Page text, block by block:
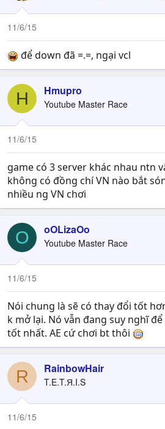
11/6/15
để down đã =.=, ngại vcl
H Hmupro
Youtube Master Race
11/6/15
game có 3 server khác nhau ntn
không có đồng chí VN nào bắt
nhiều ng VN chơi
O oOLizaOo
Youtube Master Race
11/6/15
Nói chung là sẽ có thay đổi tốt
k mở lại. Nó vẫn đang suy nghĩ
tốt nhất. AE cứ chơi bt thôi
R RainbowHair
T.E.T.Я.I.S
11/6/15